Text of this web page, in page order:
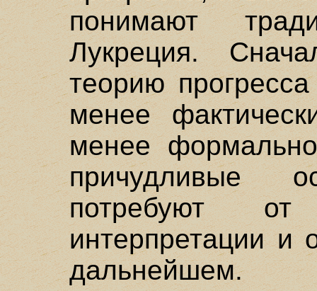
понимают
Лукреция.
теорию
менее
менее
причудливые
потребуют
интерпретации
дальнейшем.